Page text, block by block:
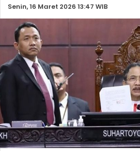
Senin, 16 Maret 2026 13:47 WIB